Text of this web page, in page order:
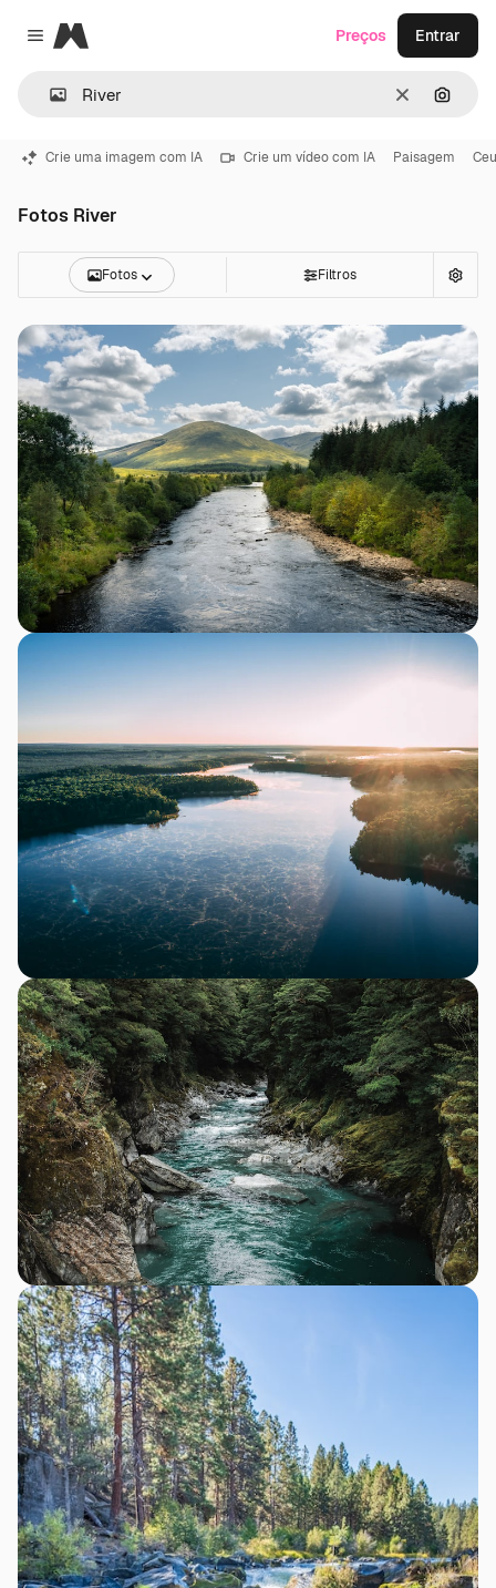
Close menu
Magnific
Limpar
Preços Entrar
Crie uma imagem com IA Crie um vídeo com IA Paisagem Ceu
Fotos River
Fotos Filtros